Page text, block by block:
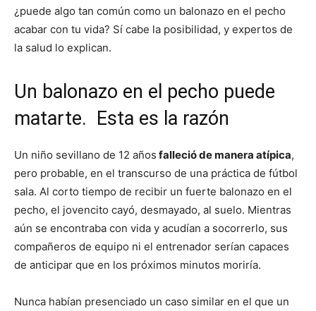
¿puede algo tan común como un balonazo en el pecho
acabar con tu vida? Sí cabe la posibilidad, y expertos de
la salud lo explican.
Un balonazo en el pecho puede
matarte. Esta es la razón
Un niño sevillano de 12 años falleció de manera atípica,
pero probable, en el transcurso de una práctica de fútbol
sala. Al corto tiempo de recibir un fuerte balonazo en el
pecho, el jovencito cayó, desmayado, al suelo. Mientras
aún se encontraba con vida y acudían a socorrerlo, sus
compañeros de equipo ni el entrenador serían capaces
de anticipar que en los próximos minutos moriría.
Nunca habían presenciado un caso similar en el que un